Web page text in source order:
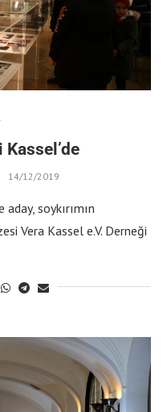
14/12/2019
soykırımın
Vera Kassel e.V. Derneği